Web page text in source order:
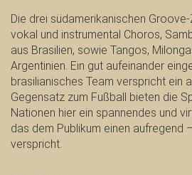
Die drei südamerikanischen
vokal und instrumental Choros,
aus Brasilien, sowie Tangos,
Argentinien. Ein gut aufeinander
brasilianisches Team verspricht ein
Gegensatz zum Fußball bieten die
Nationen hier ein spannendes und
das dem Publikum einen aufregend
verspricht.